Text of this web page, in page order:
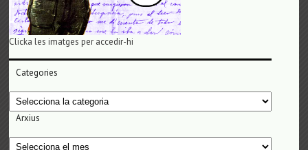
Clicka les imatges per accedir-hi
Categories
Categories
Arxius
Arxius